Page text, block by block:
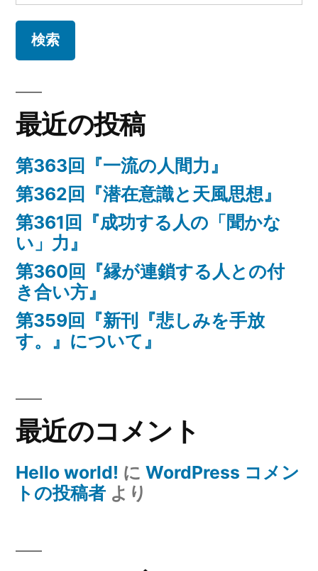
索:
最近の投稿
第363回『一流の人間力』
第362回『潜在意識と天風思想』
第361回『成功する人の「聞かな
い」力』
第360回『縁が連鎖する人との付
き合い方』
第359回『新刊『悲しみを手放
す。』について』
最近のコメント
Hello world! に WordPress コメン
トの投稿者 より